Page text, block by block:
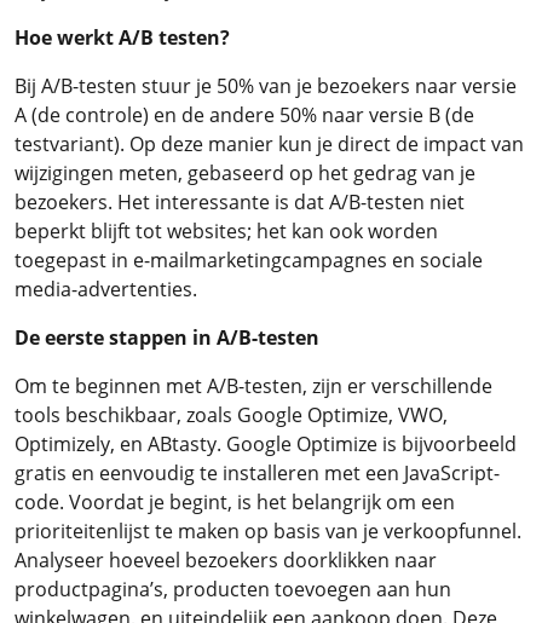
Hoe werkt A/B testen?
Bij A/B-testen stuur je 50% van je bezoekers naar versie
A (de controle) en de andere 50% naar versie B (de
testvariant). Op deze manier kun je direct de impact van
wijzigingen meten, gebaseerd op het gedrag van je
bezoekers. Het interessante is dat A/B-testen niet
beperkt blijft tot websites; het kan ook worden
toegepast in e-mailmarketingcampagnes en sociale
media-advertenties.
De eerste stappen in A/B-testen
Om te beginnen met A/B-testen, zijn er verschillende
tools beschikbaar, zoals Google Optimize, VWO,
Optimizely, en ABtasty. Google Optimize is bijvoorbeeld
gratis en eenvoudig te installeren met een JavaScript-
code. Voordat je begint, is het belangrijk om een
prioriteitenlijst te maken op basis van je verkoopfunnel.
Analyseer hoeveel bezoekers doorklikken naar
productpagina’s, producten toevoegen aan hun